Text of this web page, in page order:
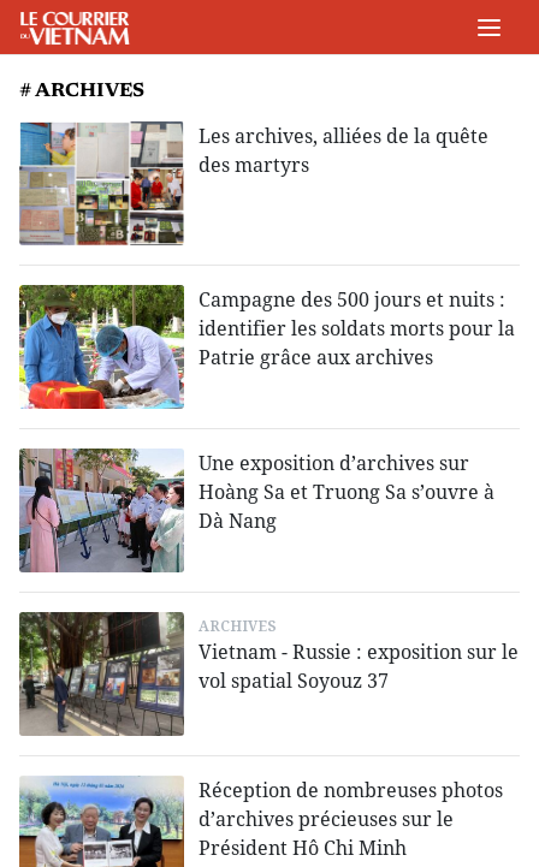
# ARCHIVES
Les archives, alliées de la quête
des martyrs
Campagne des 500 jours et nuits :
identifier les soldats morts pour la
Patrie grâce aux archives
Une exposition d’archives sur
Hoàng Sa et Truong Sa s’ouvre à
Dà Nang
ARCHIVES
Vietnam - Russie : exposition sur le
vol spatial Soyouz 37
Réception de nombreuses photos
d’archives précieuses sur le
Président Hô Chi Minh